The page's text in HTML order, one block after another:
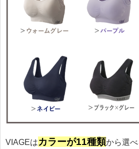
VIAGEはカラーが11種類から選